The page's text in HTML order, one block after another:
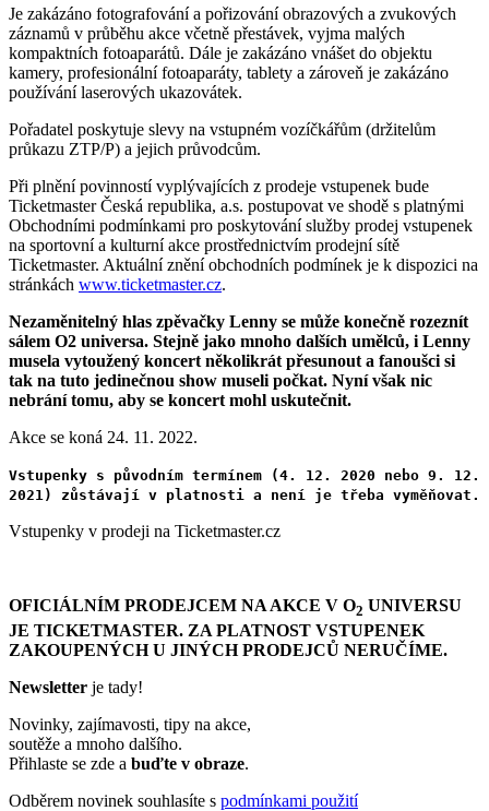
Je zakázáno fotografování a pořizování obrazových a zvukových
záznamů v průběhu akce včetně přestávek, vyjma malých
kompaktních fotoaparátů. Dále je zakázáno vnášet do objektu
kamery, profesionální fotoaparáty, tablety a zároveň je zakázáno
používání laserových ukazovátek.
Pořadatel poskytuje slevy na vstupném vozíčkářům (držitelům
průkazu ZTP/P) a jejich průvodcům.
Při plnění povinností vyplývajících z prodeje vstupenek bude
Ticketmaster Česká republika, a.s. postupovat ve shodě s platnými
Obchodními podmínkami pro poskytování služby prodej vstupenek
na sportovní a kulturní akce prostřednictvím prodejní sítě
Ticketmaster. Aktuální znění obchodních podmínek je k dispozici na
stránkách www.ticketmaster.cz.
Nezaměnitelný hlas zpěvačky Lenny se může konečně rozeznít
sálem O2 universa. Stejně jako mnoho dalších umělců, i Lenny
musela vytoužený koncert několikrát přesunout a fanoušci si
tak na tuto jedinečnou show museli počkat. Nyní však nic
nebrání tomu, aby se koncert mohl uskutečnit.
Akce se koná 24. 11. 2022.
Vstupenky s původním termínem (4. 12. 2020 nebo 9. 12.
2021) zůstávají v platnosti a není je třeba vyměňovat.
Vstupenky v prodeji na Ticketmaster.cz
OFICIÁLNÍM PRODEJCEM NA AKCE V O2 UNIVERSU
JE TICKETMASTER. ZA PLATNOST VSTUPENEK
ZAKOUPENÝCH U JINÝCH PRODEJCŮ NERUČÍME.
Newsletter je tady!
Novinky, zajímavosti, tipy na akce,
soutěže a mnoho dalšího.
Přihlaste se zde a buďte v obraze.
Odběrem novinek souhlasíte s podmínkami použití